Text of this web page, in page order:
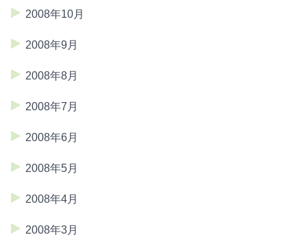
2008年10月
2008年9月
2008年8月
2008年7月
2008年6月
2008年5月
2008年4月
2008年3月